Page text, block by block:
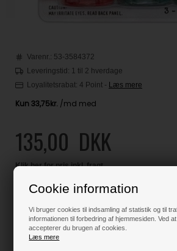
Cookie information
Vi bruger cookies til indsamling af statistik og til
informationen til forbedring af hjemmesiden. Ved
accepterer du brugen af cookies.
Læs mere
Varenr.: 53-3584372
Leveringstid: 1 til 2 hverdage
Loyalitetsrabat: 4 Point - Læs mere
135,00 DKK
Klik her for pris inkl. fragt
Varen er på lager